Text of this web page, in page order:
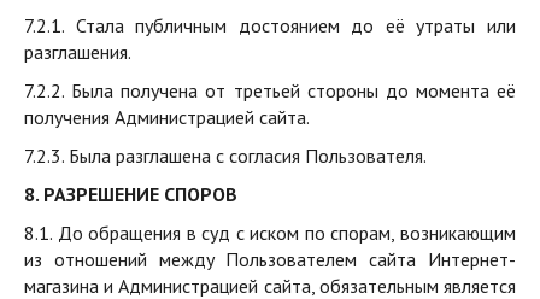
7.2.1. Стала публичным достоянием до её утраты или
разглашения.
7.2.2. Была получена от третьей стороны до момента её
получения Администрацией сайта.
7.2.3. Была разглашена с согласия Пользователя.
8. РАЗРЕШЕНИЕ СПОРОВ
8.1. До обращения в суд с иском по спорам, возникающим
из отношений между Пользователем сайта Интернет-
магазина и Администрацией сайта, обязательным является